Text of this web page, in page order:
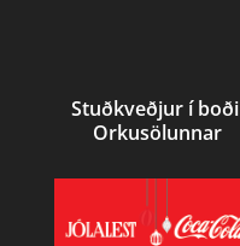
Stuðkveðjur í boði
Orkusölunnar